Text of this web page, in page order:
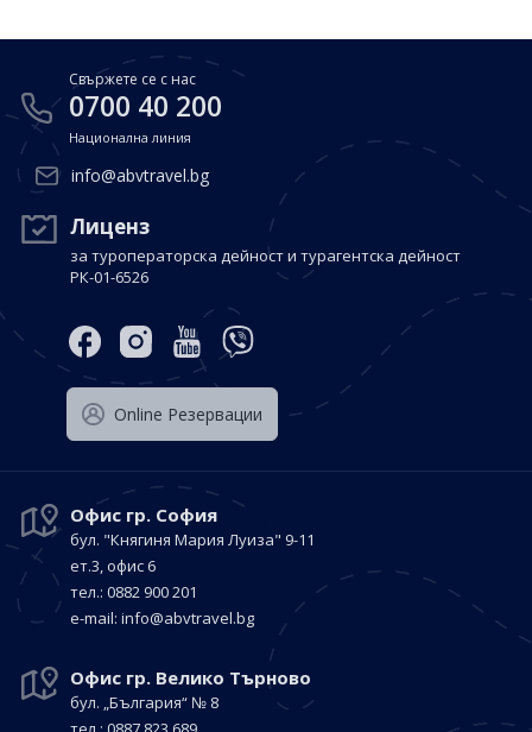
Свържете се с нас
0700 40 200
Национална линия
info@abvtravel.bg
Лиценз
за туроператорска дейност и турагентска дейност
РК-01-6526
Оnline Резервации
Офис гр. София
бул. "Княгиня Мария Луиза" 9-11
ет.3, офис 6
тел.: 0882 900 201
е-mail: info@abvtravel.bg
Офис гр. Велико Търново
бул. „България“ № 8